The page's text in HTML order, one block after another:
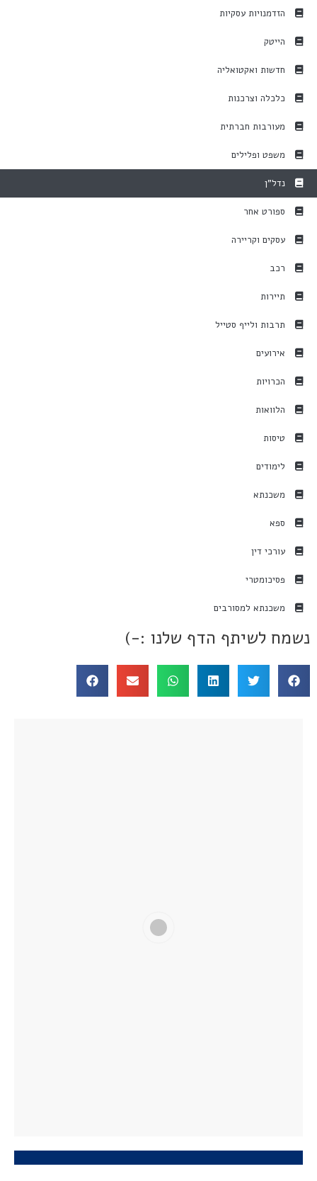
הזדמנויות עסקיות
הייטק
חדשות ואקטואליה
כלכלה וצרכנות
מעורבות חברתית
משפט ופלילים
נדל"ן
ספורט אחר
עסקים וקריירה
רכב
תיירות
תרבות ולייף סטייל
אירועים
הכרויות
הלוואות
טיסות
לימודים
משכנתא
ספא
עורכי דין
פסיכומטרי
משכנתא למסורבים
נשמח לשיתף הדף שלנו :-)